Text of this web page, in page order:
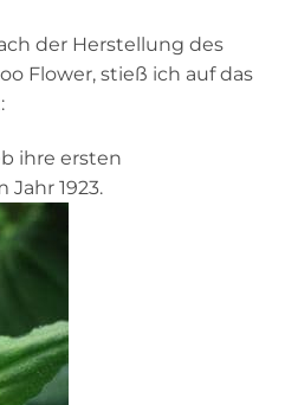
der Herstellung des
Flower, stieß ich auf das
ihre ersten
1923.